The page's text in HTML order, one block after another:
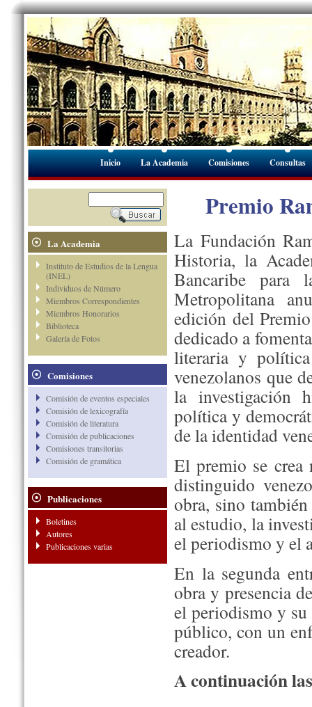
Inicio La Academia Comisiones Consultas
La Academia
Instituto de Estudios de la Lengua
(INEL)
Individuos de Número
Miembros Correspondientes
Miembros Honorarios
Biblioteca
Galería de Fotos
Comisiones
Comisión de eventos especiales
Comisión de lexicografía
Comisión de literatura
Comisión de publicaciones
Comisiones transitorias
Comisión de gramática
Publicaciones
Boletines
Autores
Publicaciones varias
Premio
La Fundación
Historia, la
Bancaribe
Metropolitana
edición del
dedicado a
literaria y
venezolanos que
la investigación
política y
de la identidad
El premio se crea
distinguido
obra, sino
al estudio, la
el periodismo y el
En la segunda
obra y presencia
el periodismo y
público, con un
creador.
A continuación